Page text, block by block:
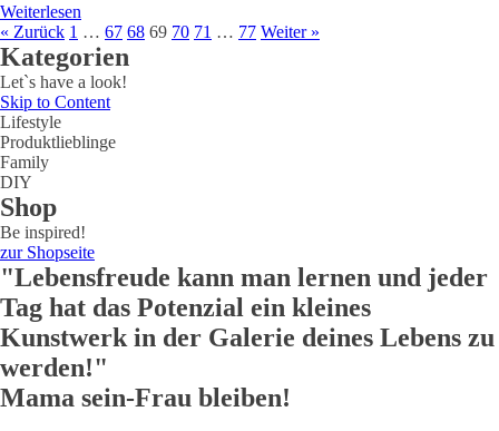
Weiterlesen
« Zurück 1 … 67 68 69 70 71 … 77 Weiter »
Kategorien
Let`s have a look!
Skip to Content
Lifestyle
Produktlieblinge
Family
DIY
Shop
Be inspired!
zur Shopseite
"Lebensfreude kann man lernen und jeder
Tag hat das Potenzial ein kleines
Kunstwerk in der Galerie deines Lebens zu
werden!"
Mama sein-Frau bleiben!